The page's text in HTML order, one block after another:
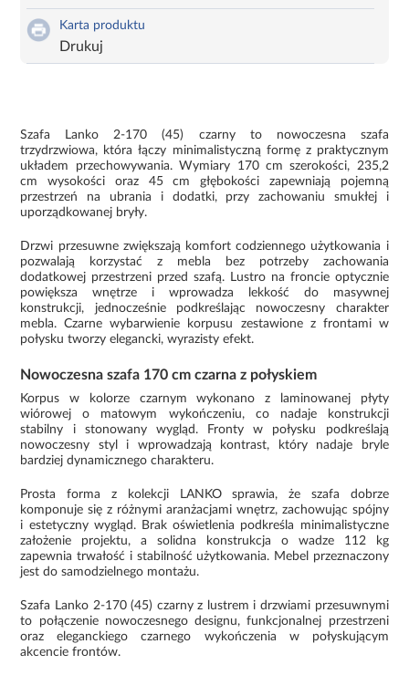
Karta produktu
Drukuj
Szafa Lanko 2-170 (45) czarny to nowoczesna szafa
trzydrzwiowa, która łączy minimalistyczną formę z praktycznym
układem przechowywania. Wymiary 170 cm szerokości, 235,2
cm wysokości oraz 45 cm głębokości zapewniają pojemną
przestrzeń na ubrania i dodatki, przy zachowaniu smukłej i
uporządkowanej bryły.
Drzwi przesuwne zwiększają komfort codziennego użytkowania i
pozwalają korzystać z mebla bez potrzeby zachowania
dodatkowej przestrzeni przed szafą. Lustro na froncie optycznie
powiększa wnętrze i wprowadza lekkość do masywnej
konstrukcji, jednocześnie podkreślając nowoczesny charakter
mebla. Czarne wybarwienie korpusu zestawione z frontami w
połysku tworzy elegancki, wyrazisty efekt.
Nowoczesna szafa 170 cm czarna z połyskiem
Korpus w kolorze czarnym wykonano z laminowanej płyty
wiórowej o matowym wykończeniu, co nadaje konstrukcji
stabilny i stonowany wygląd. Fronty w połysku podkreślają
nowoczesny styl i wprowadzają kontrast, który nadaje bryle
bardziej dynamicznego charakteru.
Prosta forma z kolekcji LANKO sprawia, że szafa dobrze
komponuje się z różnymi aranżacjami wnętrz, zachowując spójny
i estetyczny wygląd. Brak oświetlenia podkreśla minimalistyczne
założenie projektu, a solidna konstrukcja o wadze 112 kg
zapewnia trwałość i stabilność użytkowania. Mebel przeznaczony
jest do samodzielnego montażu.
Szafa Lanko 2-170 (45) czarny z lustrem i drzwiami przesuwnymi
to połączenie nowoczesnego designu, funkcjonalnej przestrzeni
oraz eleganckiego czarnego wykończenia w połyskującym
akcencie frontów.